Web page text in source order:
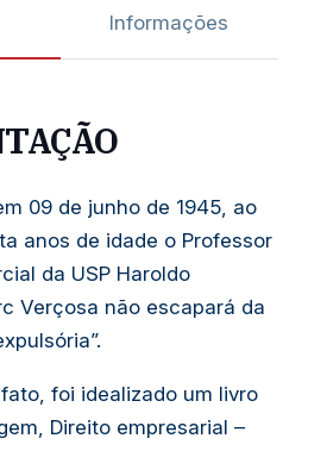
Informações
09 de junho de 1945, ao
anos de idade o Professor
da USP Haroldo
Verçosa não escapará da
foi idealizado um livro
Direito empresarial –